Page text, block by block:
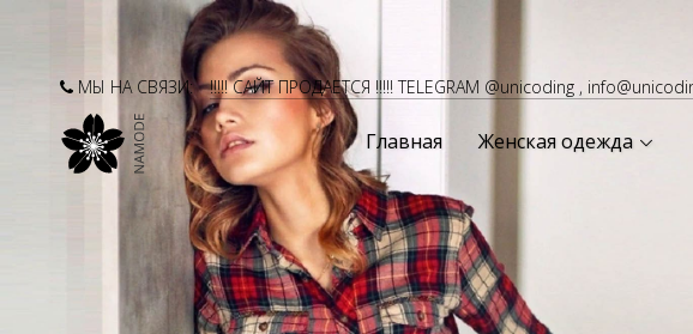
МЫ НА СВЯЗИ: !!!!! САЙТ ПРОДАЕТСЯ !!!!! TELEGRAM @unicoding ,
Главная Женская одежда